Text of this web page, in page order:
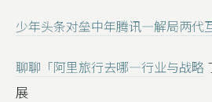
少年头条对垒中年腾讯—解局两代
聊聊「阿里旅行去哪—行业与战略
展